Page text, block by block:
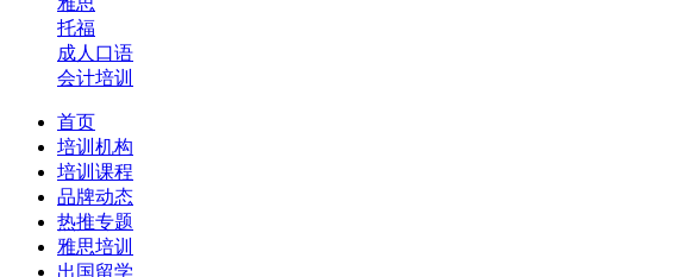
托福
成人口语
会计培训
首页
培训机构
培训课程
品牌动态
热推专题
雅思培训
出国留学